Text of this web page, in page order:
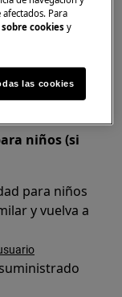
la colada
niños (si
para niños
y vuelva a
Para
sobre cookies y
las cookies